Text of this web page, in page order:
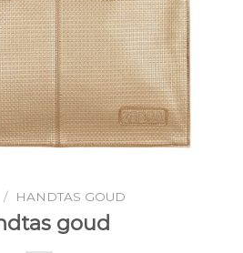
/ HANDTAS GOUD
goud